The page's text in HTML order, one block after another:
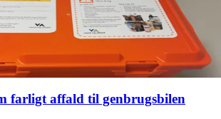
farligt affald til genbrugsbilen